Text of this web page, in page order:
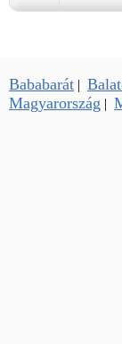
Bababarát |
Magyarország |